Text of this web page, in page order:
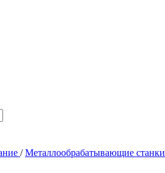
/ Металлообрабатывающие станки